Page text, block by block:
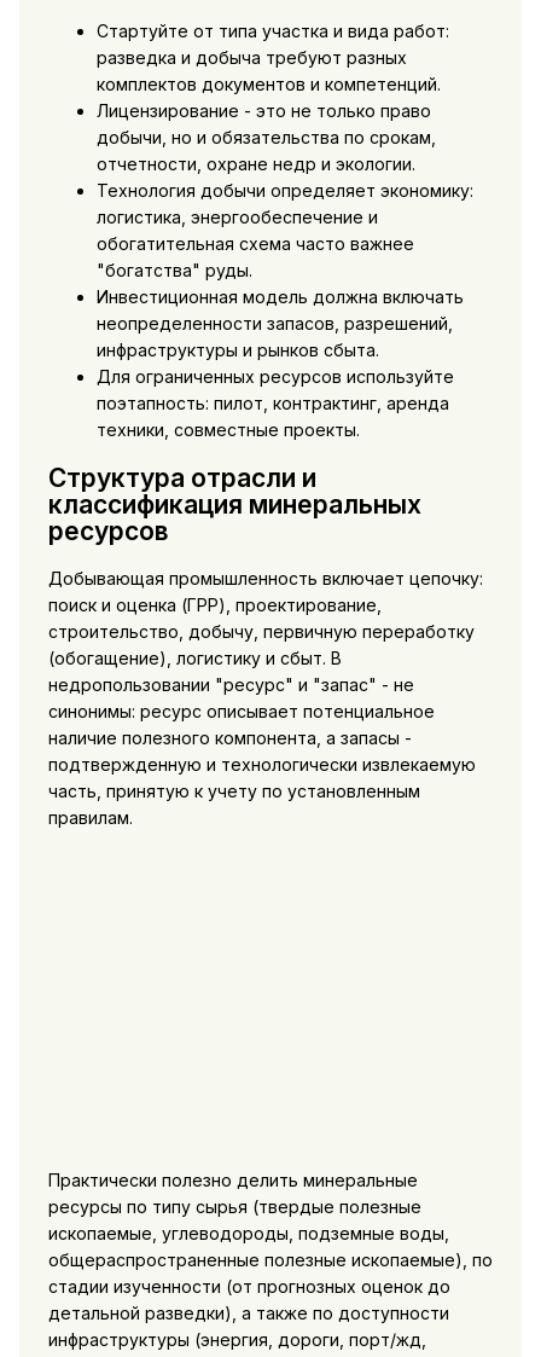
Стартуйте от типа участка и вида работ:
разведка и добыча требуют разных
комплектов документов и компетенций.
Лицензирование - это не только право
добычи, но и обязательства по срокам,
отчетности, охране недр и экологии.
Технология добычи определяет экономику:
логистика, энергообеспечение и
обогатительная схема часто важнее
"богатства" руды.
Инвестиционная модель должна включать
неопределенности запасов, разрешений,
инфраструктуры и рынков сбыта.
Для ограниченных ресурсов используйте
поэтапность: пилот, контрактинг, аренда
техники, совместные проекты.
Структура отрасли и
классификация минеральных
ресурсов
Добывающая промышленность включает цепочку:
поиск и оценка (ГРР), проектирование,
строительство, добычу, первичную переработку
(обогащение), логистику и сбыт. В
недропользовании "ресурс" и "запас" - не
синонимы: ресурс описывает потенциальное
наличие полезного компонента, а запасы -
подтвержденную и технологически извлекаемую
часть, принятую к учету по установленным
правилам.
Практически полезно делить минеральные
ресурсы по типу сырья (твердые полезные
ископаемые, углеводороды, подземные воды,
общераспространенные полезные ископаемые), по
стадии изученности (от прогнозных оценок до
детальной разведки), а также по доступности
инфраструктуры (энергия, дороги, порт/жд,